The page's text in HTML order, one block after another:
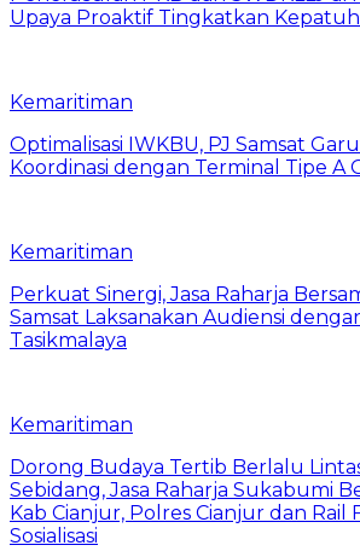
Upaya Proaktif Tingkatkan
Kemaritiman
Optimalisasi IWKBU, PJ Samsat
Koordinasi dengan Terminal Tipe A
Kemaritiman
Perkuat Sinergi, Jasa Raharja
Samsat Laksanakan Audiensi
Tasikmalaya
Kemaritiman
Dorong Budaya Tertib Berlalu
Sebidang, Jasa Raharja Sukabumi
Kab Cianjur, Polres Cianjur dan Rail
Sosialisasi